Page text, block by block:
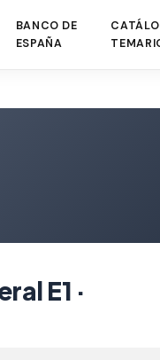
BANCO DE
ESPAÑA
E1 ·